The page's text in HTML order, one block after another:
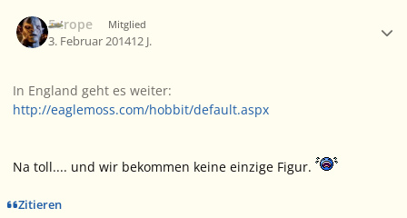
Europe Mitglied
3. Februar 201412 J.
In England geht es weiter:
http://eaglemoss.com/hobbit/default.aspx
Na toll.... und wir bekommen keine einzige Figur.
Zitieren